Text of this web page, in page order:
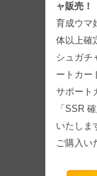
ャ販売！
育成ウマ
体以上確
シュガチ
ートカー
サポート
「SSR
いたしま
ご購入い